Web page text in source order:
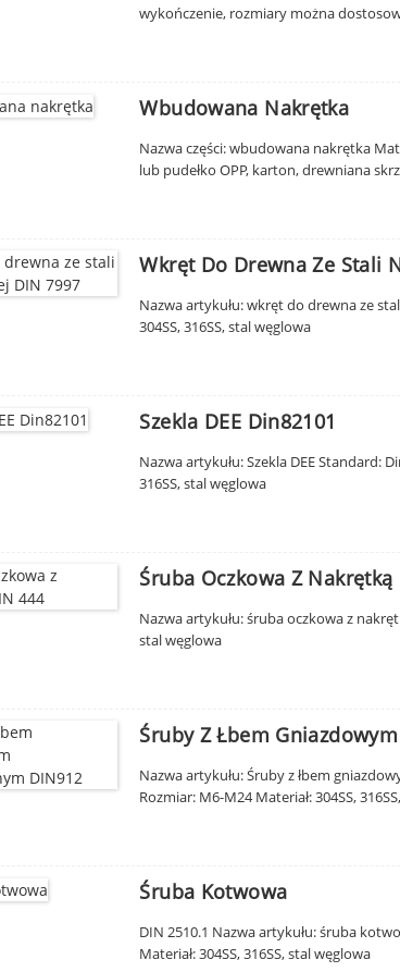
wykończenie, rozmiary można
Wbudowana Nakrętka
Nazwa części: wbudowana nakrętka
lub pudełko OPP, karton, drewniana
Wkręt Do Drewna Ze Stali
Nazwa artykułu: wkręt do drewna ze
304SS, 316SS, stal węglowa
Szekla DEE Din82101
Nazwa artykułu: Szekla DEE Standard:
316SS, stal węglowa
Śruba Oczkowa Z Nakrętką
Nazwa artykułu: śruba oczkowa z
stal węglowa
Śruby Z Łbem
Nazwa artykułu: Śruby z łbem
Rozmiar: M6-M24 Materiał: 304SS,
Śruba Kotwowa
DIN 2510.1 Nazwa artykułu: śruba
Materiał: 304SS, 316SS, stal węglowa